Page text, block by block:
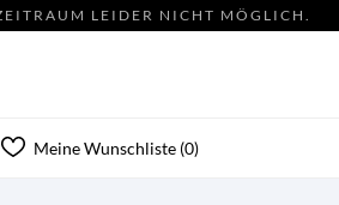
LEIDER NICHT MÖGLICH.
Meine Wunschliste (0)